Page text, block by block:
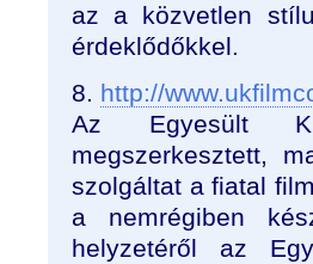
az a közvetlen
érdeklődőkkel.
8. http://
Az Egyesült
megszerkesztett,
szolgáltat a fiatal
a nemrégiben
helyzetéről az